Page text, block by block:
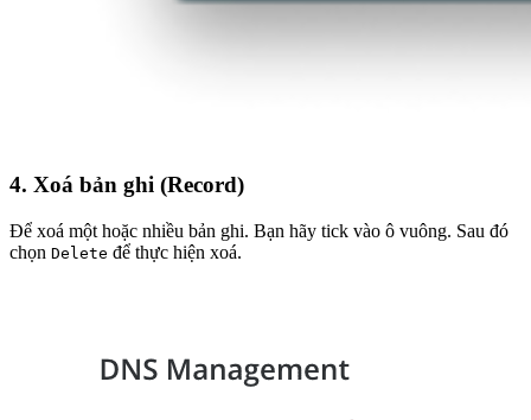
4. Xoá bản ghi (Record)
Để xoá một hoặc nhiều bản ghi. Bạn hãy tick vào ô vuông. Sau đó
chọn Delete để thực hiện xoá.